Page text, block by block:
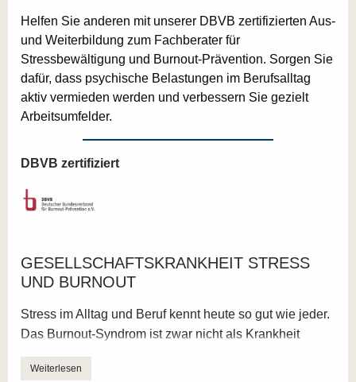
Helfen Sie anderen mit unserer DBVB zertifizierten Aus-
und Weiterbildung zum Fachberater für
Stressbewältigung und Burnout-Prävention. Sorgen Sie
dafür, dass psychische Belastungen im Berufsalltag
aktiv vermieden werden und verbessern Sie gezielt
Arbeitsumfelder.
DBVB zertifiziert
GESELLSCHAFTSKRANKHEIT STRESS
UND BURNOUT
Stress im Alltag und Beruf kennt heute so gut wie jeder.
Das Burnout-Syndrom ist zwar nicht als Krankheit
definiert. Wie ernsthaft der Zustand ist, wird durch die
Erwähnung im Internationalen Klassifikationsschema
Weiterlesen